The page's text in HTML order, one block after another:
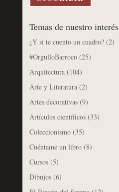
Temas de nuestro interés
¿Y si te cuento un cuadro?(2)
#OrgulloBarroco(25)
Arquitectura(104)
Arte y Literatura(2)
Artes decorativas(9)
Artículos científicos(33)
Coleccionismo(35)
Cuéntame un libro(8)
Cursos(5)
Dibujos(6)